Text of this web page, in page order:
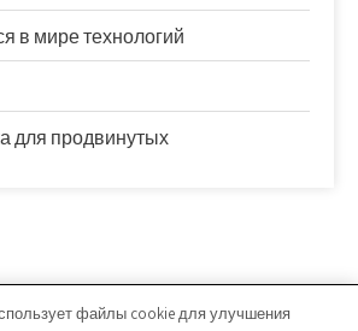
в мире технологий
для продвинутых
файлы cookie для улучшения